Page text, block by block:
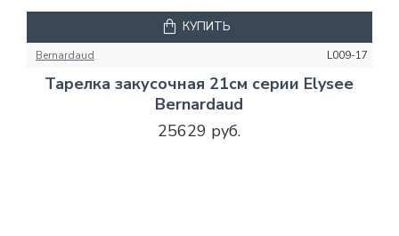
Bernardaud L009-17
Тарелка закусочная 21см серии Elysee
Bernardaud
25629 руб.
КУПИТЬ